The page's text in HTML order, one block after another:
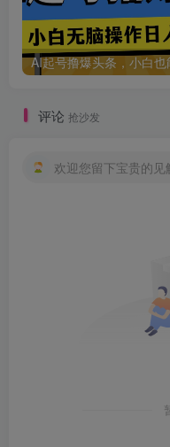
评论 抢沙发
欢迎您留下宝贵的见